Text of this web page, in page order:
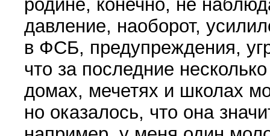
родине, конечно, не
давление, наоборот,
в ФСБ, предупреждения,
что за последние
домах, мечетях и школах
но оказалось, что она